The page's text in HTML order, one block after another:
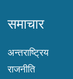
समाचार
अन्तराष्ट्रिय
राजनीति